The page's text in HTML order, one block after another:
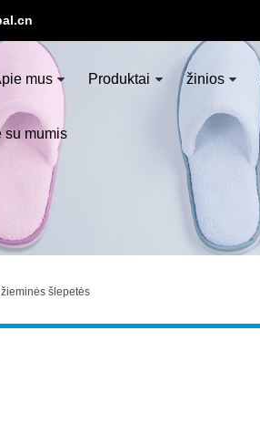
mus Produktai žinios
su mumis
šlepetės